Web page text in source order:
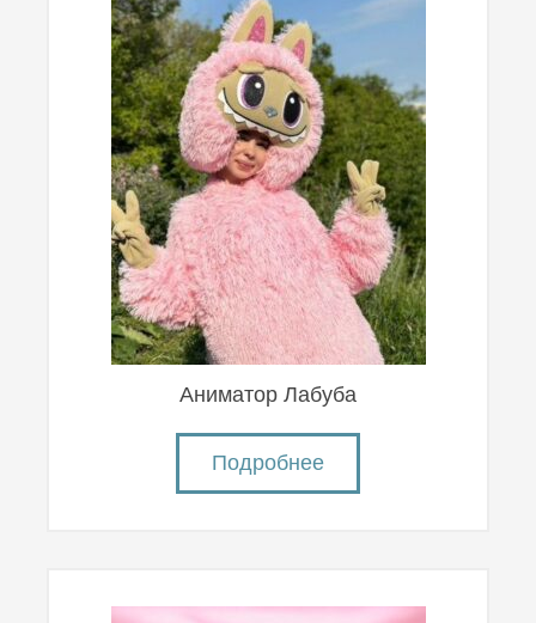
Аниматор Лабуба
Подробнее